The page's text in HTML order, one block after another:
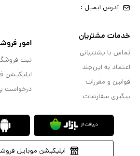
آدرس ایمیل :
خدمات مشتریان
تماس با پشتیبانی
اعتماد به این‌چند
قوانین و مقررات
پیگیری سفارشات
امور
ثبت
اپلیکیشن
درخواست
اپلیکیشن موبایل